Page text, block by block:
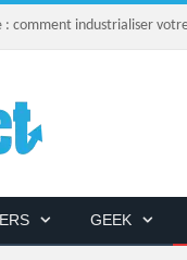
comment industrialiser
GEEK